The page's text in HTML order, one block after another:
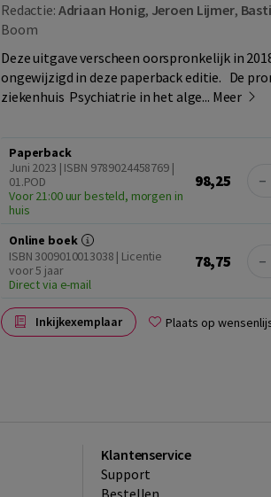
Redactie: Adriaan Honig, Jeroen Lijmer,
Boom
Deze uitgave verscheen oorspronkelijk in
ongewijzigd in deze paperback editie. De
ziekenhuis Psychiatrie in het alge... Meer
Paperback
Juni 2023 | ISBN 9789024458769 |
01.POD
Voor 21:00 uur besteld, morgen in
huis
98,25 −
Online boek
ISBN 3009010013038 | Licentie
voor 5 jaar
Direct via e-mail
78,75 −
Inkijkexemplaar Plaats op
Klantenservice
Support
Bestellen